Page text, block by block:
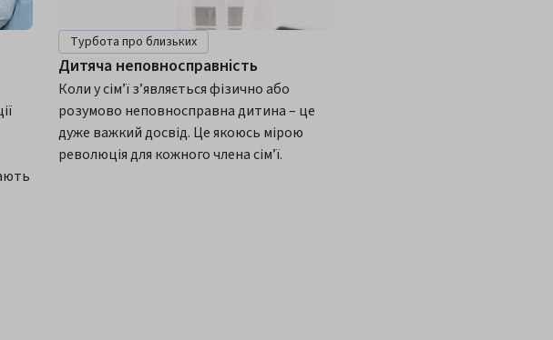
Турбота про близьких
Дитяча неповносправність
Коли у сім’ї з’являється фізично або
розумово неповносправна дитина – це
дуже важкий досвід. Це якоюсь мірою
революція для кожного члена сім’ї.